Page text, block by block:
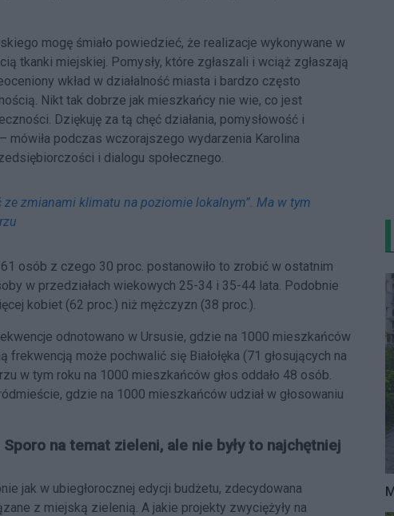
mogę śmiało powiedzieć, że realizacje wykonywane w
tkanki miejskiej. Pomysły, które zgłaszali i wciąż zgłaszają
wkład w działalność miasta i bardzo często
Nikt tak dobrze jak mieszkańcy nie wie, co jest
Dziękuję za tą chęć działania, pomysłowość i
mówiła podczas wczorajszego wydarzenia Karolina
i dialogu społecznego.
ze zmianami klimatu na poziomie lokalnym”. Ma w tym
osób z czego 30 proc. postanowiło to zrobić w ostatnim
w przedziałach wiekowych 25-34 i 35-44 lata. Podobnie
kobiet (62 proc.) niż mężczyzn (38 proc.).
odnotowano w Ursusie, gdzie na 1000 mieszkańców
frekwencją może pochwalić się Białołęka (71 głosujących na
w tym roku na 1000 mieszkańców głos oddało 48 osób.
gdzie na 1000 mieszkańców udział w głosowaniu
Sporo na temat zieleni, ale nie były to najchętniej
jak w ubiegłorocznej edycji budżetu, zdecydowana
z miejską zielenią. A jakie projekty zwyciężyły na